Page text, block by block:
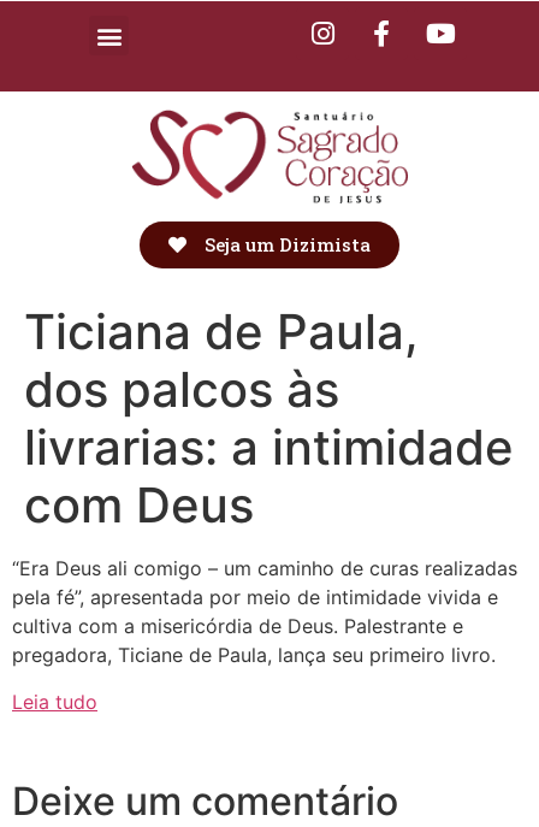
Seja um Dizimista
Ticiana de Paula,
dos palcos às
livrarias: a intimidade
com Deus
“Era Deus ali comigo – um caminho de curas realizadas
pela fé”, apresentada por meio de intimidade vivida e
cultiva com a misericórdia de Deus. Palestrante e
pregadora, Ticiane de Paula, lança seu primeiro livro.
Leia tudo
Deixe um comentário